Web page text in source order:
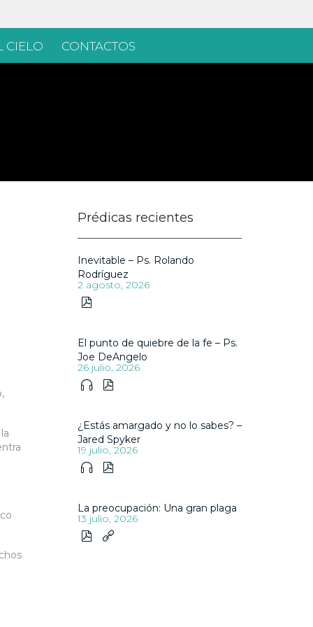
CIELO CONTACTOS
Prédicas recientes
Inevitable – Ps. Rolando
Rodríguez
2 agosto, 2026

El punto de quiebre de la fe – Ps.
Joe DeAngelo
26 julio, 2026
 
¿Estás amargado y no lo sabes? –
Jared Spyker
19 julio, 2026
 
La preocupación: Una gran plaga
13 julio, 2026
 